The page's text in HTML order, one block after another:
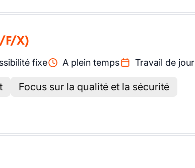
F/X)
fixe A plein temps Travail de jour
Focus sur la qualité et la sécurité